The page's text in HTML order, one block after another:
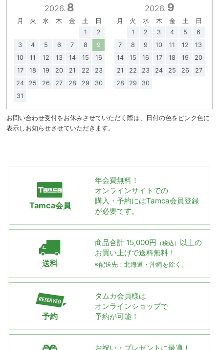
2026. 8
月 火 水 木 金 土
日
1
2
3
4 5 6 7 8
9
10
11 12 13 14 15
16
17
18 19 20 21 22
23
24
25 26 27 28 29
30
31
2026. 9
月 火 水 木 金 土
日
1
2 3 4 5
6
7
8 9 10 11 12
13
14
15 16 17 18 19
20
21
22 23 24 25 26
27
28
29 30
お問い合わせ受付をお休みさせていただく際は、日付の色をピンク色に
表示しお知らせさせていただきます。
Tamca会員
年会費無料！
オンラインサイトでの
購入・予約にはTamca会員登録
が必要です。
送料
商品合計 15,000円 （税込） 以上の
お買い上げで送料無料！
※配送先：北海道・沖縄を除く。
予約
タムカ会員様は
オンラインショップで
予約が可能！
お祝い・プレゼントに最適！